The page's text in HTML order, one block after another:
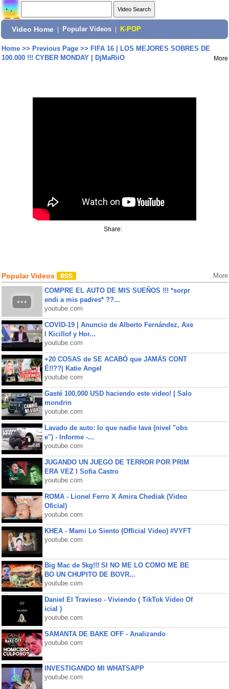
Video Home Popular Videos K-POP
Home>> Previous Page>> FIFA 16 | LOS MEJORES SOBRES DE
100.000 !!! CYBER MONDAY | DjMaRiiO
More
Share:
Popular Videos More
COMPRE EL AUTO DE MIS SUEÑOS !!! *sorpr
endi a mis padres* ??...
youtube.com
COVID-19 | Anuncio de Alberto Fernández, Axe
l Kicillof y Hor...
youtube.com
+20 COSAS de SE ACABÓ que JAMÁS CONT
É!!??| Katie Angel
youtube.com
Gasté 100,000 USD haciendo este video! | Salo
mondrin
youtube.com
Lavado de auto: lo que nadie lava (nivel "obs
e") - Informe -...
youtube.com
JUGANDO UN JUEGO DE TERROR POR PRIM
ERA VEZ l Sofia Castro
youtube.com
ROMA - Lionel Ferro X Amira Chediak (Video
Oficial)
youtube.com
KHEA - Mami Lo Siento (Official Video) #VYFT
youtube.com
Big Mac de 5kg!!! SI NO ME LO COMO ME BE
BO UN CHUPITO DE BOVR...
youtube.com
Daniel El Travieso - Viviendo ( TikTok Video Of
icial )
youtube.com
SAMANTA DE BAKE OFF - Analizando
youtube.com
INVESTIGANDO MI WHATSAPP
youtube.com